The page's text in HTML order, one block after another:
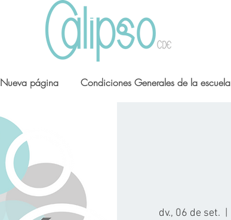
Nueva página Condiciones Generales de la escuela
dv., 06 de set.
  |